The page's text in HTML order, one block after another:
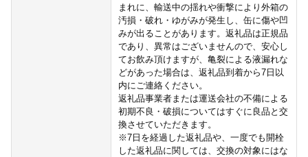
まれに、輸送中の揺れや衝撃により外箱の
汚損・破れ・ゆがみが発生し、缶に傷や凹
みが出ることがあります。返礼品は正規品
であり、異常はございませんので、安心し
てお飲み頂けますが、亀裂による液漏れな
どがあった場合は、返礼品到着から7日以
内にご連絡ください。
返礼品事業者または運送会社の不備による
初期不良・破損についてはすぐに良品と交
換させていただきます。
※7日を経過した返礼品や、一度でも開栓
した返礼品に関しては、交換の対象にはな